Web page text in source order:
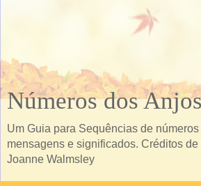
Números dos
Um Guia para Sequências de
mensagens e significados. Créditos
Joanne Walmsley